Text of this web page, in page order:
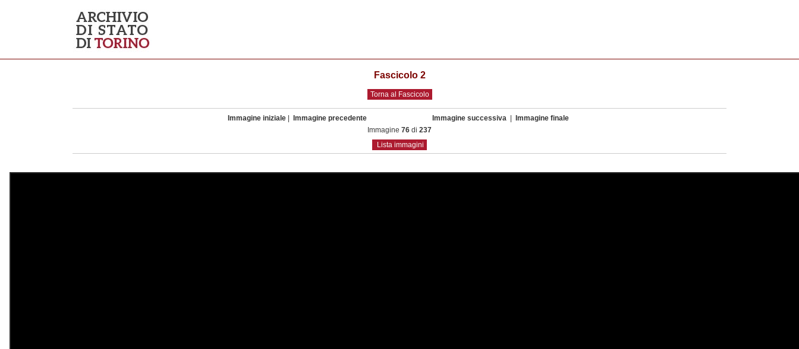
Fascicolo 2
Torna al Fascicolo
Immagine iniziale Immagine precedente Immagine successiva
Immagine finale
Immagine 76 di 237
Lista immagini